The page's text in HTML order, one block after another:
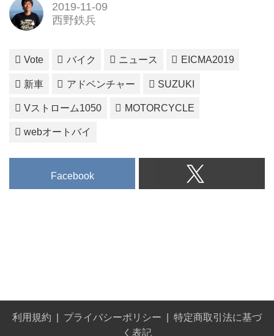
そして、10月30日（木）に突然
ずか23秒の動画です。
Su...
「SuzukiBikesUK」には、タイト
ィザー動画が10月24日の段階
で、2本公開されています。
とくに「#2」の映像がおすすめで
Suzuki teaser #1 -...
2019-11-09
西野鉄兵
Vote バイク ニュース EICMA2019
新車 アドベンチャー SUZUKI
Vストローム1050 MOTORCYCLE
webオートバイ
Facebook
利用規約 プライバシーポリシー
特定商取引法に基づ
く表記